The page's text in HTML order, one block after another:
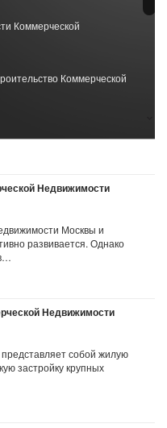
Коммерческой
Коммерческой
Недвижимости
Москвы и
развивается. Однако
Недвижимости
собой жилую
застройку крупных